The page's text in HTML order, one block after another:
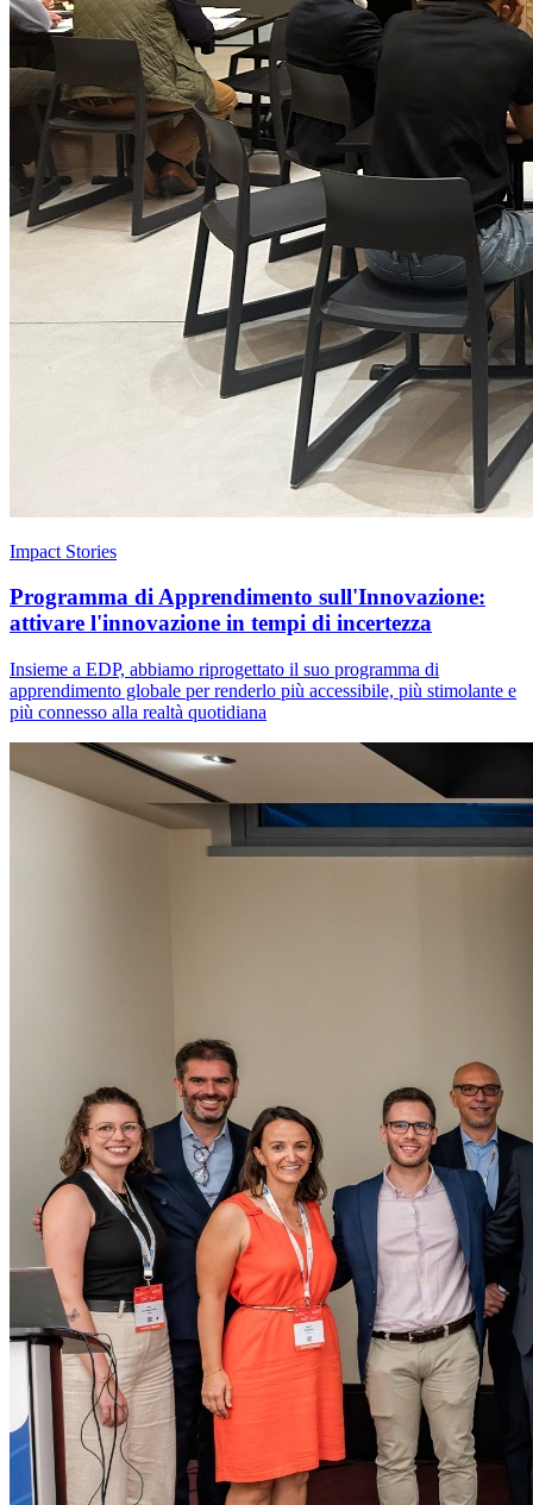
Impact Stories
Programma di Apprendimento sull'Innovazione:
attivare l'innovazione in tempi di incertezza
Insieme a EDP, abbiamo riprogettato il suo programma di
apprendimento globale per renderlo più accessibile, più stimolante e
più connesso alla realtà quotidiana